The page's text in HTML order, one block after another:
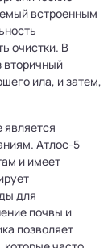
встроенным
очистки. В
вторичный
ила, и затем,
Атлос-5
и имеет
для
почвы и
позволяет